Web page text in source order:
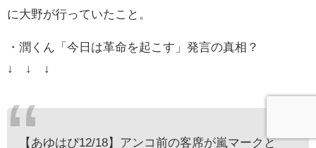
に大野が行っていたこと。
・潤くん「今日は革命を起こす」発言の真相？
↓ ↓ ↓
【あゆはぴ12/18】アンコ前の客席が嵐マークと